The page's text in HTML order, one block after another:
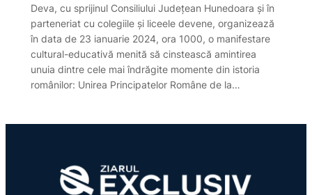
Deva, cu sprijinul Consiliului Județean Hunedoara și în
parteneriat cu colegiile și liceele devene, organizează
în data de 23 ianuarie 2024, ora 1000, o manifestare
cultural-educativă menită să cinstească amintirea
unuia dintre cele mai îndrăgite momente din istoria
românilor: Unirea Principatelor Române de la…